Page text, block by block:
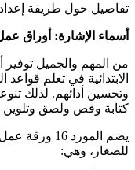
تفاصيل حول طريقة
أسماء الإشارة: أوراق
من المهم والجميل
الابتدائية في تعلم
وتحسين أدائهم. لذلك
كتابة وقص ولصق وتلوين
يضم المورد
للصغار، وهي: